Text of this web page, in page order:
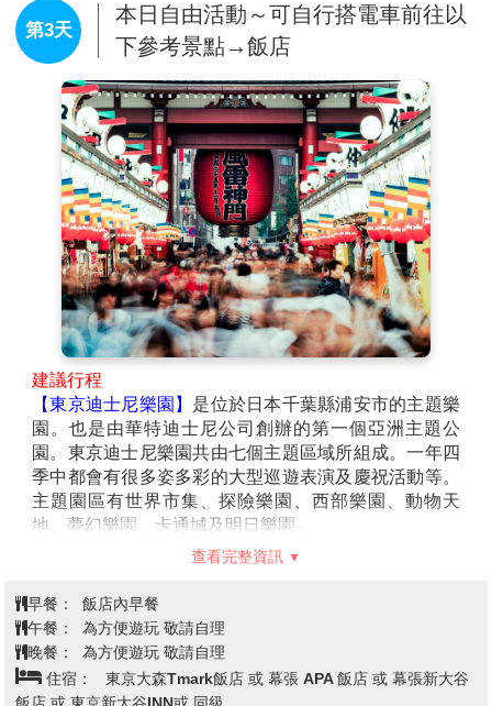
第3天
本日自由活動～可自行搭電車前往以
下參考景點→飯店
建議行程
【東京迪士尼樂園】 是位於日本千葉縣浦安市的主題樂
園。也是由華特迪士尼公司創辦的第一個亞洲主題公
園。東京迪士尼樂園共由七個主題區域所組成。一年四
季中都會有很多姿多彩的大型巡遊表演及慶祝活動等。
主題園區有世界市集、探險樂園、西部樂園、動物天
地、夢幻樂園、卡通城及明日樂園。
【東京迪士尼海洋樂園】是一座屬於東京迪士尼渡假區
號是「航向冒險與創想的大海」。東京迪士尼海洋已經
成為全世界最多遊客、以及最受歡迎的迪士尼主題樂園
之一。這是東京迪士尼渡假區中開幕的第二座樂園，同
時也是全世界第九座開幕的迪士尼主題樂園。樂園內主
要分成七個「主題海港」區域。
查看完整資訊
早餐：
飯店內早餐
午餐：
為方便遊玩 敬請自理
晚餐：
為方便遊玩 敬請自理
住宿：
東京大森Tmark飯店 或 幕張 APA 飯店 或 幕張新大谷